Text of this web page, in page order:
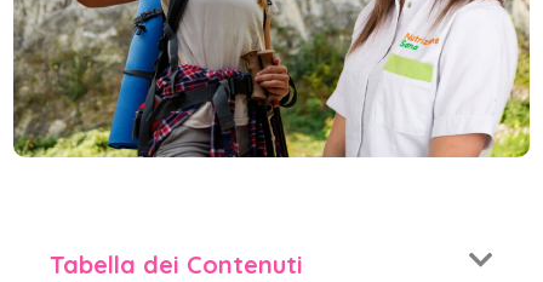
Tabella dei Contenuti